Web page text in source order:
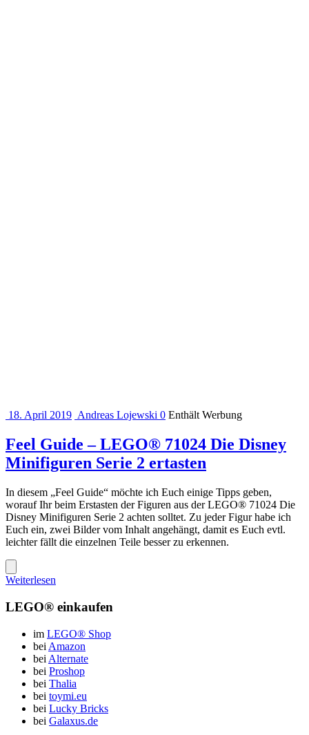
18. April 2019 Andreas Lojewski 0 Enthält Werbung
Feel Guide – LEGO® 71024 Die Disney
Minifiguren Serie 2 ertasten
In diesem „Feel Guide“ möchte ich Euch einige Tipps geben,
worauf Ihr beim Erstasten der Figuren aus der LEGO® 71024 Die
Disney Minifiguren Serie 2 achten solltet. Zu jeder Figur habe ich
Euch ein, zwei Bilder vom Inhalt angehängt, damit es Euch evtl.
leichter fällt die einzelnen Teile besser zu erkennen.
Weiterlesen
LEGO® einkaufen
im LEGO® Shop
bei Amazon
bei Alternate
bei Proshop
bei Thalia
bei toymi.eu
bei Lucky Bricks
bei Galaxus.de